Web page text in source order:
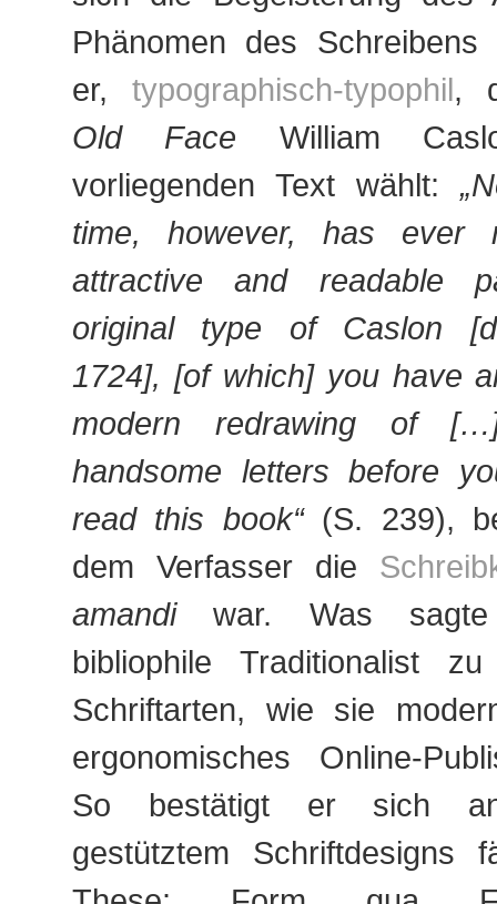
Phänomen des
er, typographisch-typophil,
Old Face William
vorliegenden Text wählt:
time, however, has ever
attractive and readable
original type of Caslon
1724], [of which] you have
modern redrawing of
handsome letters before
read this book“(S. 239),
dem Verfasser die
amandiwar. Was sagte
bibliophile Traditionalist
Schriftarten, wie sie
ergonomisches Online-
So bestätigt er sich
gestütztem Schriftdesigns